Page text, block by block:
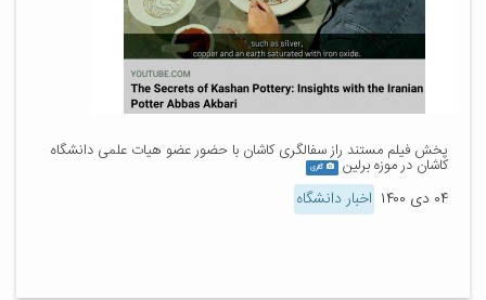
پخش فیلم مستند راز سفالگری کاشان با حضور عضو هیات علمی دانشگاه
کاشان در موزه برلین گالری
۰۴ دی ۱۴۰۰ اخبار دانشگاه